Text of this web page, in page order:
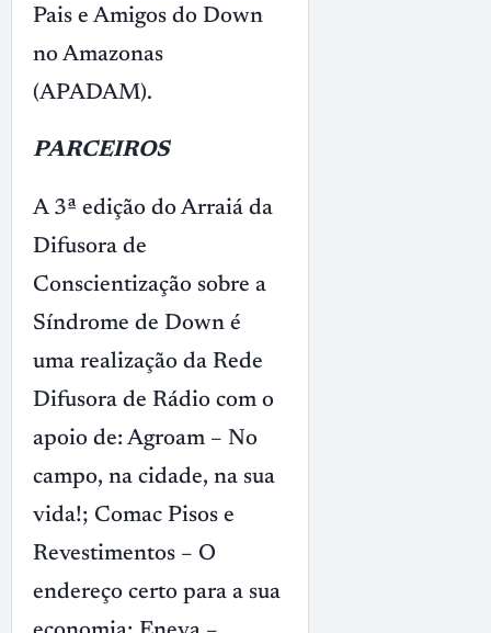
Pais e Amigos do Down
no Amazonas
(APADAM).
PARCEIROS
A 3ª edição do Arraiá da
Difusora de
Conscientização sobre a
Síndrome de Down é
uma realização da Rede
Difusora de Rádio com o
apoio de: Agroam – No
campo, na cidade, na sua
vida!; Comac Pisos e
Revestimentos – O
endereço certo para a sua